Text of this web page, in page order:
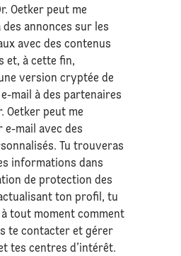
Oetker peut me
annonces sur les
avec des contenus
et, à cette fin,
version cryptée de
mail à des partenaires
Oetker peut me
mail avec des
Tu trouveras
informations dans
deprotection des
ton profil, tu
tout moment comment
te contacter et gérer
tes centres d’intérêt.